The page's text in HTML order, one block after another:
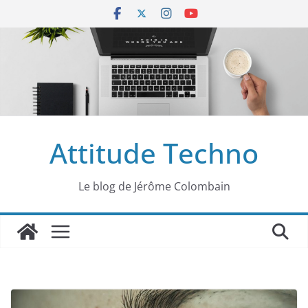
contenu
Attitude Techno
Le blog de Jérôme Colombain